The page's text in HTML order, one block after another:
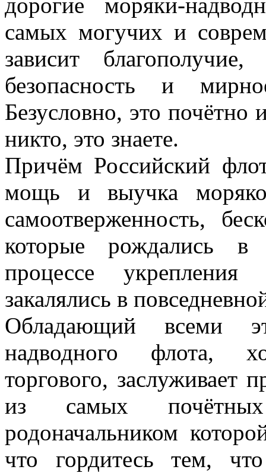
дорогие моряки-
самых могучих и
зависит благополучие,
безопасность и
Безусловно, это почётно
никто, это знаете.
Причём Российский
мощь и выучка
самоотверженность,
которые рождались в
процессе укрепления
закалялись в
Обладающий всеми
надводного флота,
торгового, заслуживает
из самых
родоначальником
что гордитесь тем,